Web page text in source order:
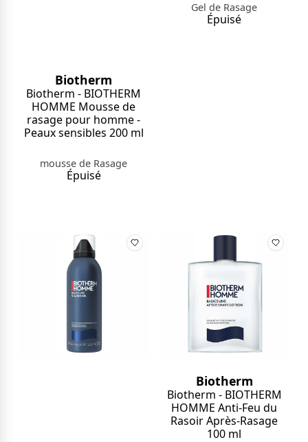
Biotherm
Biotherm - BIOTHERM
HOMME Mousse de
rasage pour homme -
Peaux sensibles 200 ml
mousse de Rasage
Épuisé
Gel de Rasage
Épuisé
Biotherm
Biotherm - BIOTHERM
HOMME Anti-Feu du
Rasoir Après-Rasage
100 ml